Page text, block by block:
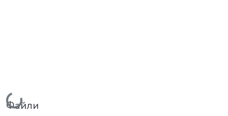
Вантажиться...
Файли